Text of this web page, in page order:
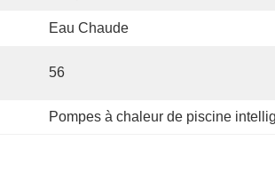
Eau Chaude
56
Pompes à chaleur de piscine